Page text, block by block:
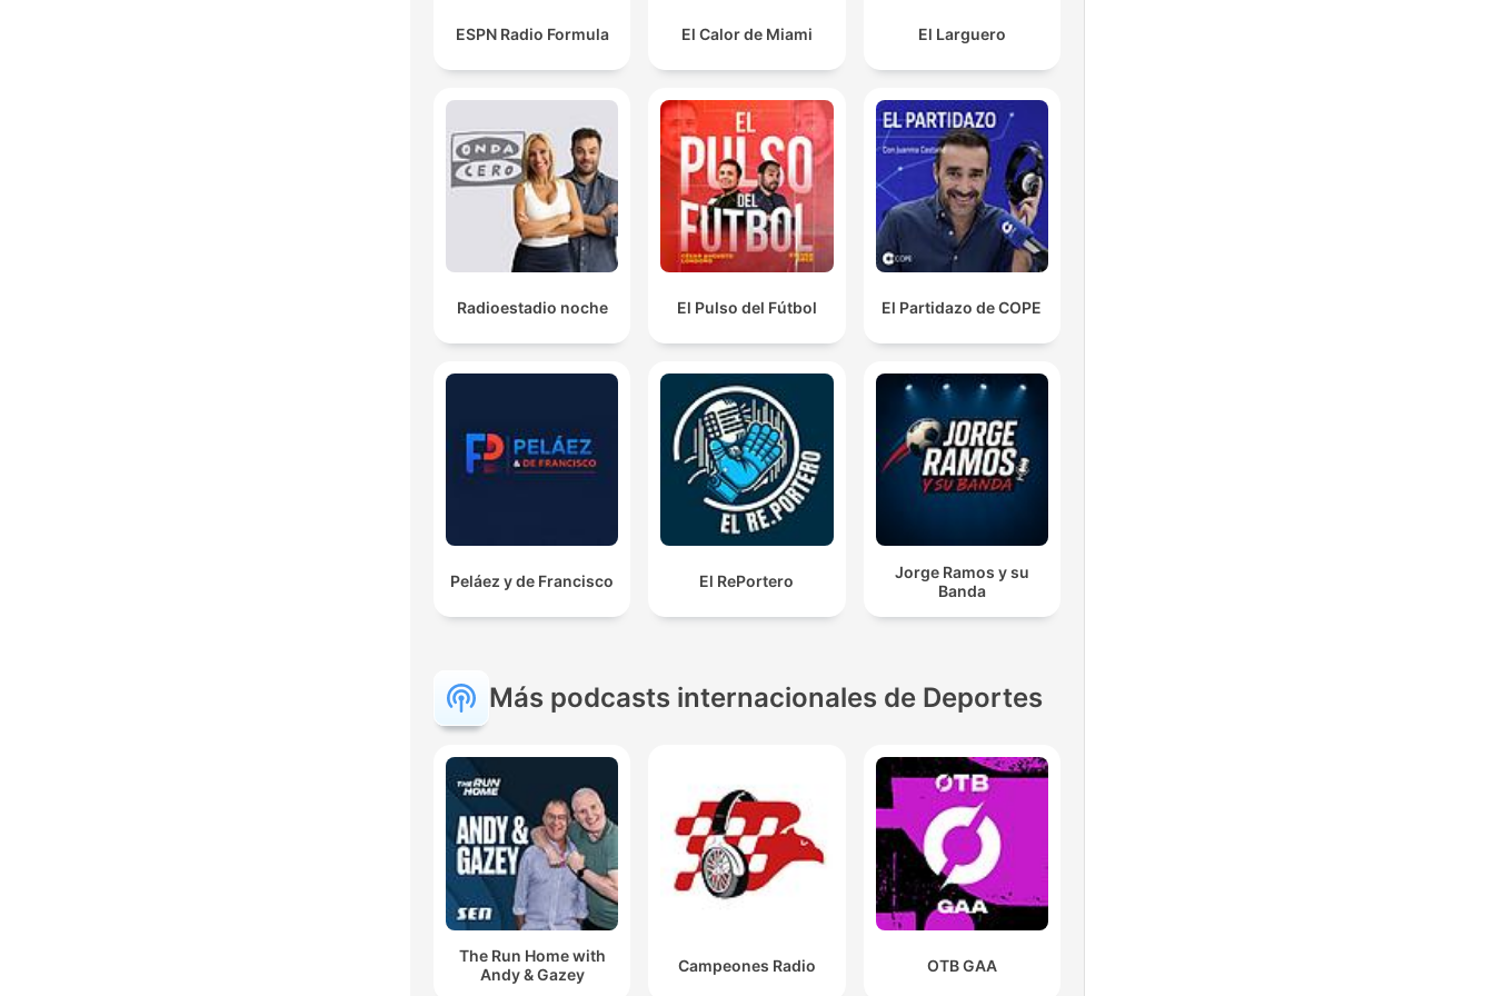
ESPN Radio Formula El Calor de Miami El Larguero
Radioestadio noche El Pulso del Fútbol El Partidazo de COPE
Peláez y de Francisco El RePortero
Jorge Ramos y su
Banda
Más podcasts internacionales de Deportes
The Run Home with
Andy & Gazey
Campeones Radio OTB GAA